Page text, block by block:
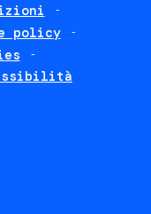
policy